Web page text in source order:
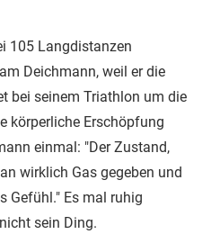
105 Langdistanzen
Deichmann, weil er die
bei seinem Triathlon um die
körperliche Erschöpfung
einmal: "Der Zustand,
wirklich Gas gegeben und
Gefühl." Es mal ruhig
sein Ding.